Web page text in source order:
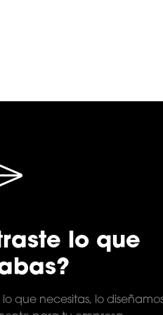
lo que
que necesitas, lo